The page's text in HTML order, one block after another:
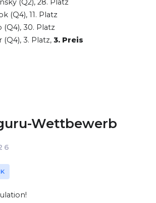
(Q2), 28. Platz
(Q4), 11. Platz
30. Platz
3. Platz, 3. Preis
Wettbewerb